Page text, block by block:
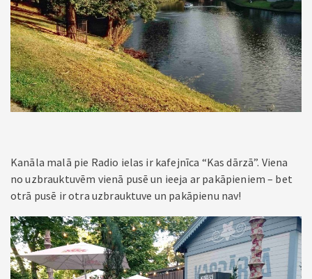
Kanāla malā pie Radio ielas ir kafejnīca “Kas dārzā”. Viena
no uzbrauktuvēm vienā pusē un ieeja ar pakāpieniem – bet
otrā pusē ir otra uzbrauktuve un pakāpienu nav!